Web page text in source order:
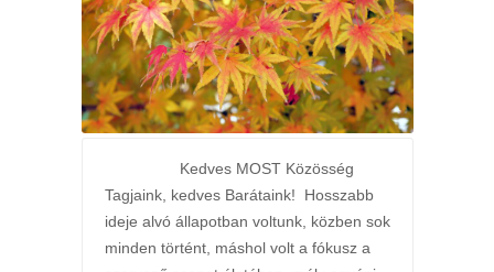
Kedves MOST Közösség
Tagjaink, kedves Barátaink! Hosszabb
ideje alvó állapotban voltunk, közben sok
minden történt, máshol volt a fókusz a